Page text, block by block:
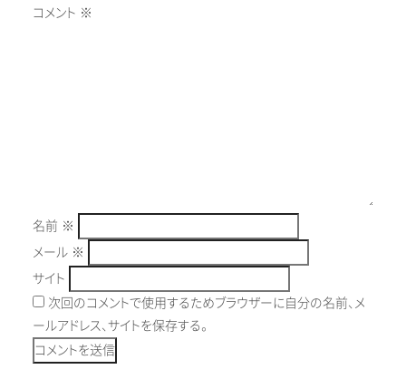
コメント ※
名前 ※
メール ※
サイト
次回のコメントで使用するためブラウザーに自分の名前、メ
ールアドレス、サイトを保存する。